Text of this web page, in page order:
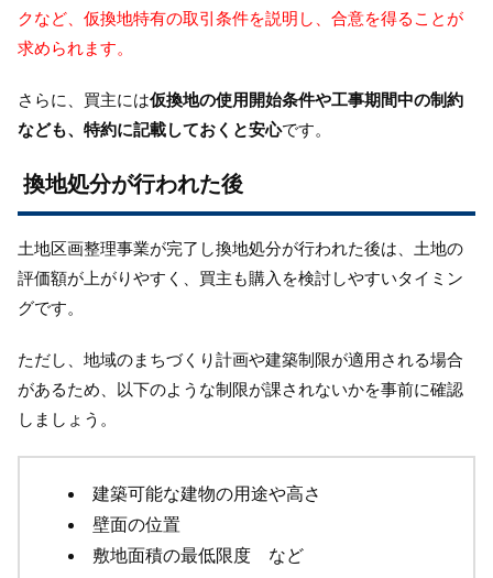
クなど、仮換地特有の取引条件を説明し、合意を得ることが
求められます。
さらに、買主には仮換地の使用開始条件や工事期間中の制約
なども、特約に記載しておくと安心です。
換地処分が行われた後
土地区画整理事業が完了し換地処分が行われた後は、土地の
評価額が上がりやすく、買主も購入を検討しやすいタイミン
グです。
ただし、地域のまちづくり計画や建築制限が適用される場合
があるため、以下のような制限が課されないかを事前に確認
しましょう。
建築可能な建物の用途や高さ
壁面の位置
敷地面積の最低限度 など